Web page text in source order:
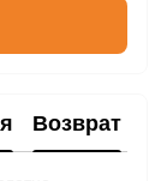
Возврат